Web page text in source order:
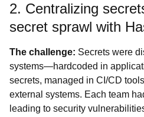
2. Centralizing
secret sprawl with
The challenge: Secrets were
systems—hardcoded in
secrets, managed in CI/CD
external systems. Each team
leading to security